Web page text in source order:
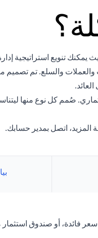
يمكنك تنويع استراتيجية
والسلع. تم تصميم
صُمم كل نوع منها
المزيد، اتصل بمدير حسابك.
فائدة، أو صندوق